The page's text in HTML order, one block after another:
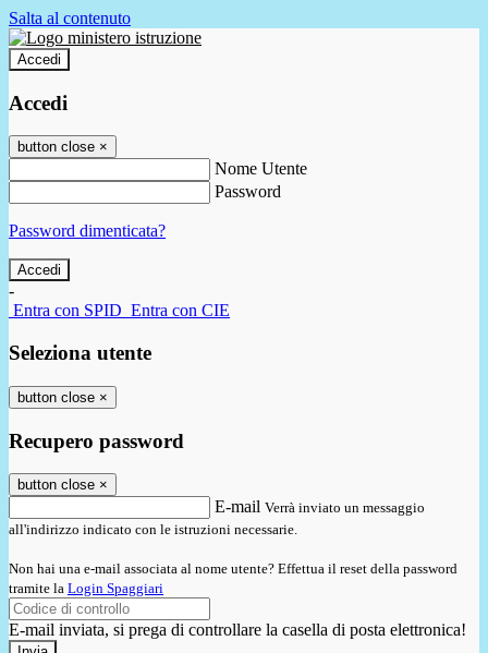
Salta al contenuto
Accedi
Accedi
button close ×
Nome Utente
Password
Password dimenticata?
-
Entra con SPID Entra con CIE
Seleziona utente
button close ×
Recupero password
button close ×
E-mail Verrà inviato un messaggio
all'indirizzo indicato con le istruzioni necessarie.
Non hai una e-mail associata al nome utente? Effettua il reset della password
tramite la Login Spaggiari
E-mail inviata, si prega di controllare la casella di posta elettronica!